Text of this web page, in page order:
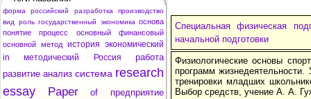
форма российский разработка
производство
вид
роль государственный экономика основа
понятие
процесс основный
финансовый
основной метод история экономический
in
методический Россия
работа
развитие анализ система research
essay
Paper of
предприятие
Специальная физическая
начальной подготовки
Физиологические основы
программ
тренировки младших
Выбор средств, учение А. А.